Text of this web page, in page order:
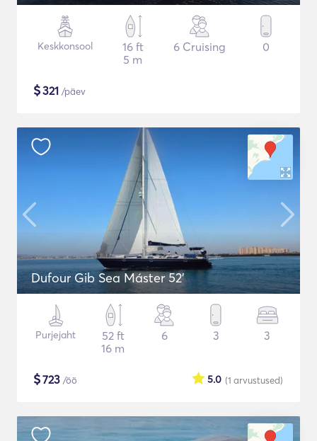
Keskkonsool
16 ft
5 m
6 Cruising 0
$321 /päev
Dufour Gib Sea Máster 52’
Purjejaht
52 ft
16 m
6 3 3
$723 /öö (1 arvustused)
5.0